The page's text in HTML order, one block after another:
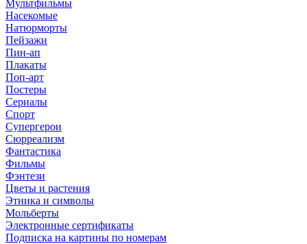
Мультфильмы
Насекомые
Натюрморты
Пейзажи
Пин-ап
Плакаты
Поп-арт
Постеры
Сериалы
Спорт
Супергерои
Сюрреализм
Фантастика
Фильмы
Фэнтези
Цветы и растения
Этника и символы
Мольберты
Электронные сертификаты
Подписка на картины по номерам